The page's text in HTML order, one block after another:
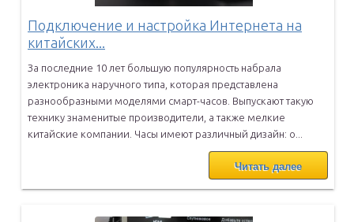
Подключение и настройка Интернета на
китайских...
За последние 10 лет большую популярность набрала
электроника наручного типа, которая представлена
разнообразными моделями смарт-часов. Выпускают такую
технику знаменитые производители, а также мелкие
китайские компании. Часы имеют различный дизайн: о...
Читать далее